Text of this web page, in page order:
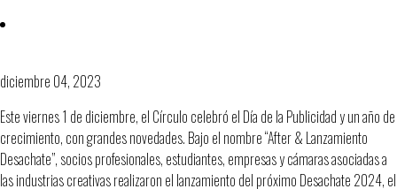
diciembre 04, 2023
Este viernes 1 de diciembre, el Círculo celebró el Día de la Publicidad y un año de
crecimiento, con grandes novedades. Bajo el nombre “After & Lanzamiento
Desachate”, socios profesionales, estudiantes, empresas y cámaras asociadas a
las industrias creativas realizaron el lanzamiento del próximo Desachate 2024, el